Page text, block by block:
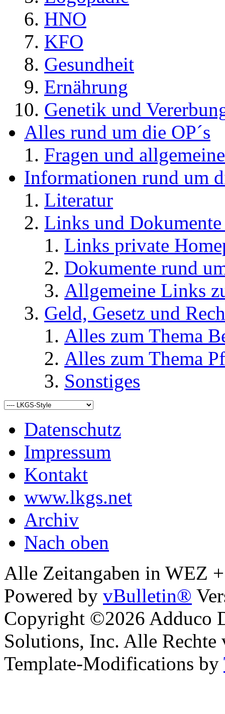
HNO
KFO
Gesundheit
Ernährung
Genetik und
Alles rund um die OP´s
Fragen und
Informationen rund um
Literatur
Links und
Links private
Dokumente rund
Allgemeine Links
Geld, Gesetz und
Alles zum Thema
Alles zum Thema
Sonstiges
Datenschutz
Impressum
Kontakt
www.lkgs.net
Archiv
Nach oben
Alle Zeitangaben in WEZ
Powered by vBulletin®
Copyright ©2026 Adduco
Solutions, Inc. Alle Rechte
Template-Modifications by